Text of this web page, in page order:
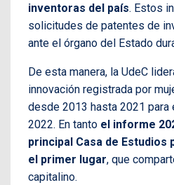
inventoras del país. Estos
solicitudes de patentes de
ante el órgano del Estado
De esta manera, la UdeC
innovación registrada por
desde 2013 hasta 2021
2022. En tanto el informe
principal Casa de Estudios
el primer lugar, que
capitalino.